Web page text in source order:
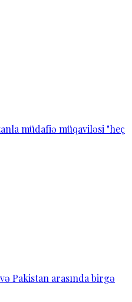
müdafiə müqaviləsi "heç
Pakistan arasında birgə